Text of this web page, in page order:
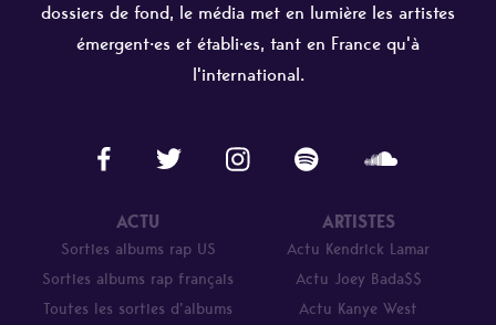
dossiers de fond, le média met en lumière les artistes
émergent·es et établi·es, tant en France qu'à
l'international.
ACTU
Sorties albums rap US
Sorties albums rap français
Toutes les sorties d’albums
ARTISTES
Actu Kendrick Lamar
Actu Joey Bada$$
Actu Kanye West